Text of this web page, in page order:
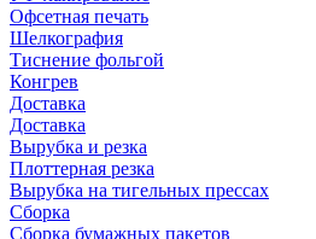
Офсетная печать
Шелкография
Тиснение фольгой
Конгрев
Доставка
Доставка
Вырубка и резка
Плоттерная резка
Вырубка на тигельных прессах
Сборка
Сборка бумажных пакетов